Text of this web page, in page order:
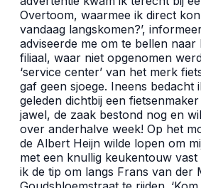
Overtoom, waarmee ik direct
vandaag langskomen?’,
adviseerde me om te bellen naar
filiaal, waar niet opgenomen
‘service center’ van het merk
gaf geen sjoege. Ineens bedacht
geleden dichtbij een
jawel, de zaak bestond nog en
over anderhalve week! Op het
de Albert Heijn wilde lopen om
met een knullig keukentouw
ik de tip om langs Frans van der